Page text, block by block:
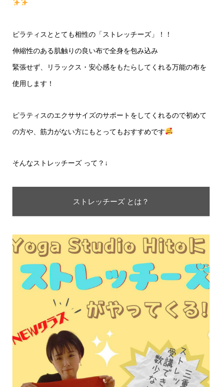
ピラティスととても相性の「ストレッチーズ」！！
伸縮性のある肌触りの良い布で全身を包み込み
緊張せず、リラックス・安心感をもたらしてくれる万能の布を
使用します！
ピラティスのエクササイズのサポートをしてくれるので初めて
の方や、筋力がない方にもとってもおすすめです
そんなストレッチーズ って？↓
ストレッチーズ とは？